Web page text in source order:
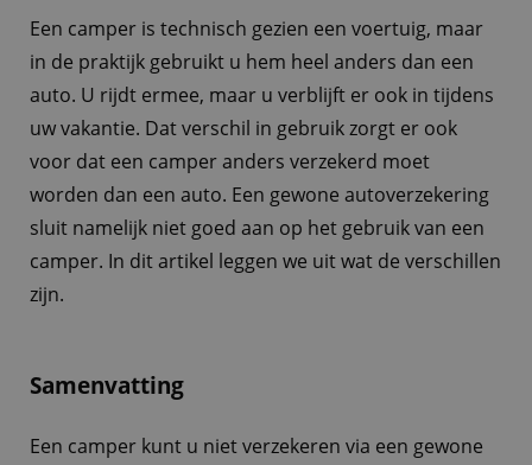
Een camper is technisch gezien een voertuig, maar
in de praktijk gebruikt u hem heel anders dan een
auto. U rijdt ermee, maar u verblijft er ook in tijdens
uw vakantie. Dat verschil in gebruik zorgt er ook
voor dat een camper anders verzekerd moet
worden dan een auto. Een gewone autoverzekering
sluit namelijk niet goed aan op het gebruik van een
camper. In dit artikel leggen we uit wat de verschillen
zijn.
Samenvatting
Een camper kunt u niet verzekeren via een gewone